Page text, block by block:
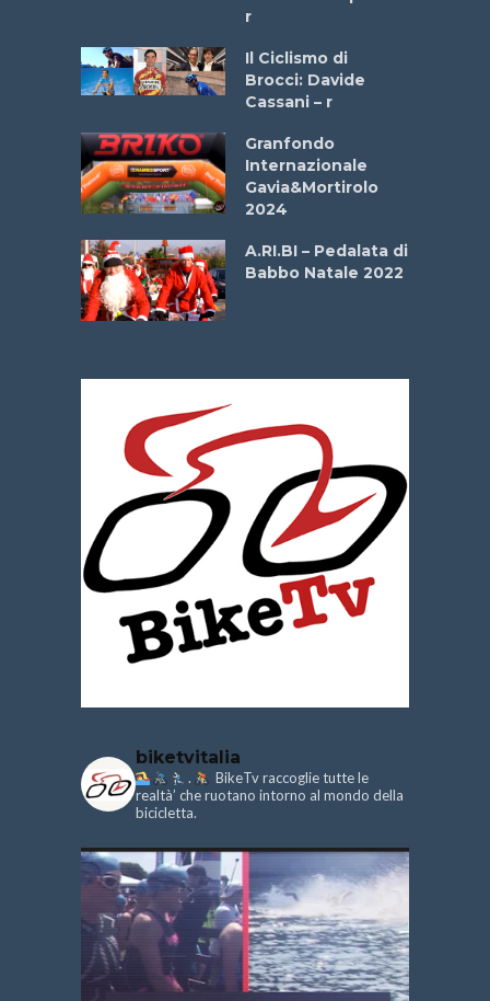
r
Il Ciclismo di
Brocci: Davide
Cassani – r
Granfondo
Internazionale
Gavia&Mortirolo
2024
A.RI.BI – Pedalata di
Babbo Natale 2022
biketvitalia
.
BikeTv raccoglie tutte le
realtà’ che ruotano intorno al mondo della
bicicletta.